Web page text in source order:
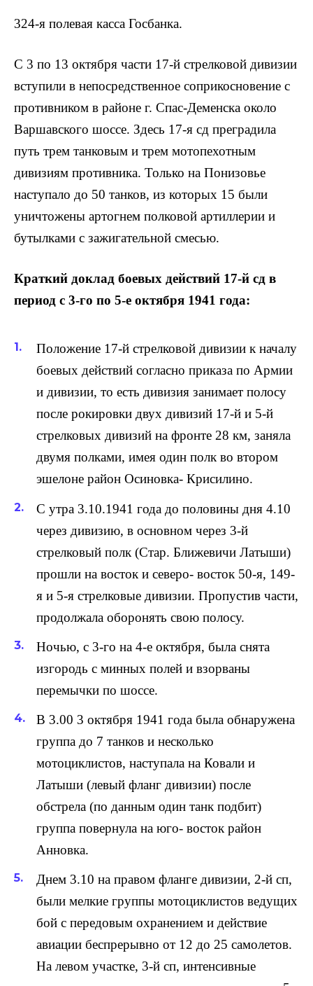
324-я полевая касса Госбанка.
С 3 по 13 октября части 17-й стрелковой дивизии
вступили в непосредственное соприкосновение с
противником в районе г. Спас-Деменска около
Варшавского шоссе. Здесь 17-я сд преградила
путь трем танковым и трем мотопехотным
дивизиям противника. Только на Понизовье
наступало до 50 танков, из которых 15 были
уничтожены артогнем полковой артиллерии и
бутылками с зажигательной смесью.
Краткий доклад боевых действий 17-й сд в
период с 3-го по 5-е октября 1941 года:
Положение 17-й стрелковой дивизии к началу
боевых действий согласно приказа по Армии
и дивизии, то есть дивизия занимает полосу
после рокировки двух дивизий 17-й и 5-й
стрелковых дивизий на фронте 28 км, заняла
двумя полками, имея один полк во втором
эшелоне район Осиновка- Крисилино.
С утра 3.10.1941 года до половины дня 4.10
через дивизию, в основном через 3-й
стрелковый полк (Стар. Ближевичи Латыши)
прошли на восток и северо- восток 50-я, 149-
я и 5-я стрелковые дивизии. Пропустив части,
продолжала оборонять свою полосу.
Ночью, с 3-го на 4-е октября, была снята
изгородь с минных полей и взорваны
перемычки по шоссе.
В 3.00 3 октября 1941 года была обнаружена
группа до 7 танков и несколько
мотоциклистов, наступала на Ковали и
Латыши (левый фланг дивизии) после
обстрела (по данным один танк подбит)
группа повернула на юго- восток район
Анновка.
Днем 3.10 на правом фланге дивизии, 2-й сп,
были мелкие группы мотоциклистов ведущих
бой с передовым охранением и действие
авиации беспрерывно от 12 до 25 самолетов.
На левом участке, 3-й сп, интенсивные